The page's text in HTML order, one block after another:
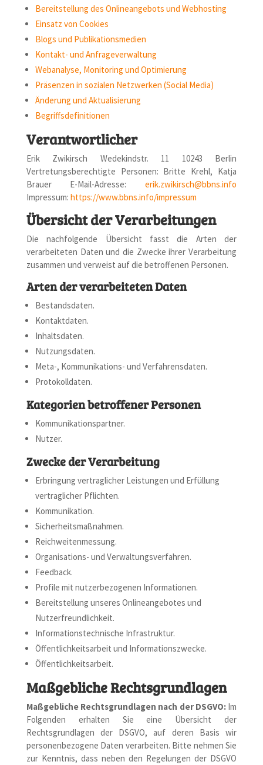
Bereitstellung des Onlineangebots und Webhosting
Einsatz von Cookies
Blogs und Publikationsmedien
Kontakt- und Anfrageverwaltung
Webanalyse, Monitoring und Optimierung
Präsenzen in sozialen Netzwerken (Social Media)
Änderung und Aktualisierung
Begriffsdefinitionen
Verantwortlicher
Erik Zwikirsch Wedekindstr. 11 10243 Berlin
Vertretungsberechtigte Personen: Britte Krehl, Katja
Brauer E-Mail-Adresse:erik.zwikirsch@bbns.info
Impressum: https://www.bbns.info/impressum
Übersicht der Verarbeitungen
Die nachfolgende Übersicht fasst die Arten der
verarbeiteten Daten und die Zwecke ihrer Verarbeitung
zusammen und verweist auf die betroffenen Personen.
Arten der verarbeiteten Daten
Bestandsdaten.
Kontaktdaten.
Inhaltsdaten.
Nutzungsdaten.
Meta-, Kommunikations- und Verfahrensdaten.
Protokolldaten.
Kategorien betroffener Personen
Kommunikationspartner.
Nutzer.
Zwecke der Verarbeitung
Erbringung vertraglicher Leistungen und Erfüllung
vertraglicher Pflichten.
Kommunikation.
Sicherheitsmaßnahmen.
Reichweitenmessung.
Organisations- und Verwaltungsverfahren.
Feedback.
Profile mit nutzerbezogenen Informationen.
Bereitstellung unseres Onlineangebotes und
Nutzerfreundlichkeit.
Informationstechnische Infrastruktur.
Öffentlichkeitsarbeit und Informationszwecke.
Öffentlichkeitsarbeit.
Maßgebliche Rechtsgrundlagen
Maßgebliche Rechtsgrundlagen nach der DSGVO: Im
Folgenden erhalten Sie eine Übersicht der
Rechtsgrundlagen der DSGVO, auf deren Basis wir
personenbezogene Daten verarbeiten. Bitte nehmen Sie
zur Kenntnis, dass neben den Regelungen der DSGVO